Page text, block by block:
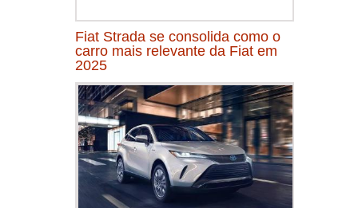
Fiat Strada se consolida como o
carro mais relevante da Fiat em
2025